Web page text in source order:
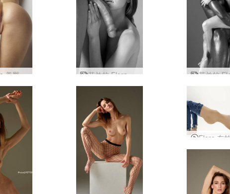
美臀 芬兰的 Flora 和 Alex Tom 致敬第二部分